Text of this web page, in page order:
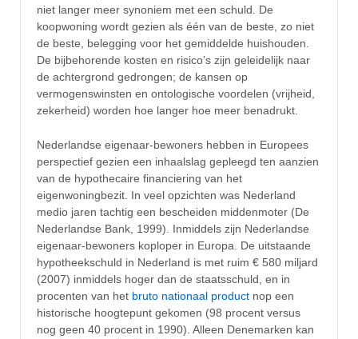
niet langer meer synoniem met een schuld. De
koopwoning wordt gezien als één van de beste, zo niet
de beste, belegging voor het gemiddelde huishouden.
De bijbehorende kosten en risico’s zijn geleidelijk naar
de achtergrond gedrongen; de kansen op
vermogenswinsten en ontologische voordelen (vrijheid,
zekerheid) worden hoe langer hoe meer benadrukt.
Nederlandse eigenaar-bewoners hebben in Europees
perspectief gezien een inhaalslag gepleegd ten aanzien
van de hypothecaire financiering van het
eigenwoningbezit. In veel opzichten was Nederland
medio jaren tachtig een bescheiden middenmoter (De
Nederlandse Bank, 1999). Inmiddels zijn Nederlandse
eigenaar-bewoners koploper in Europa. De uitstaande
hypotheekschuld in Nederland is met ruim € 580 miljard
(2007) inmiddels hoger dan de staatsschuld, en in
procenten van het bruto nationaal product nop een
historische hoogtepunt gekomen (98 procent versus
nog geen 40 procent in 1990). Alleen Denemarken kan